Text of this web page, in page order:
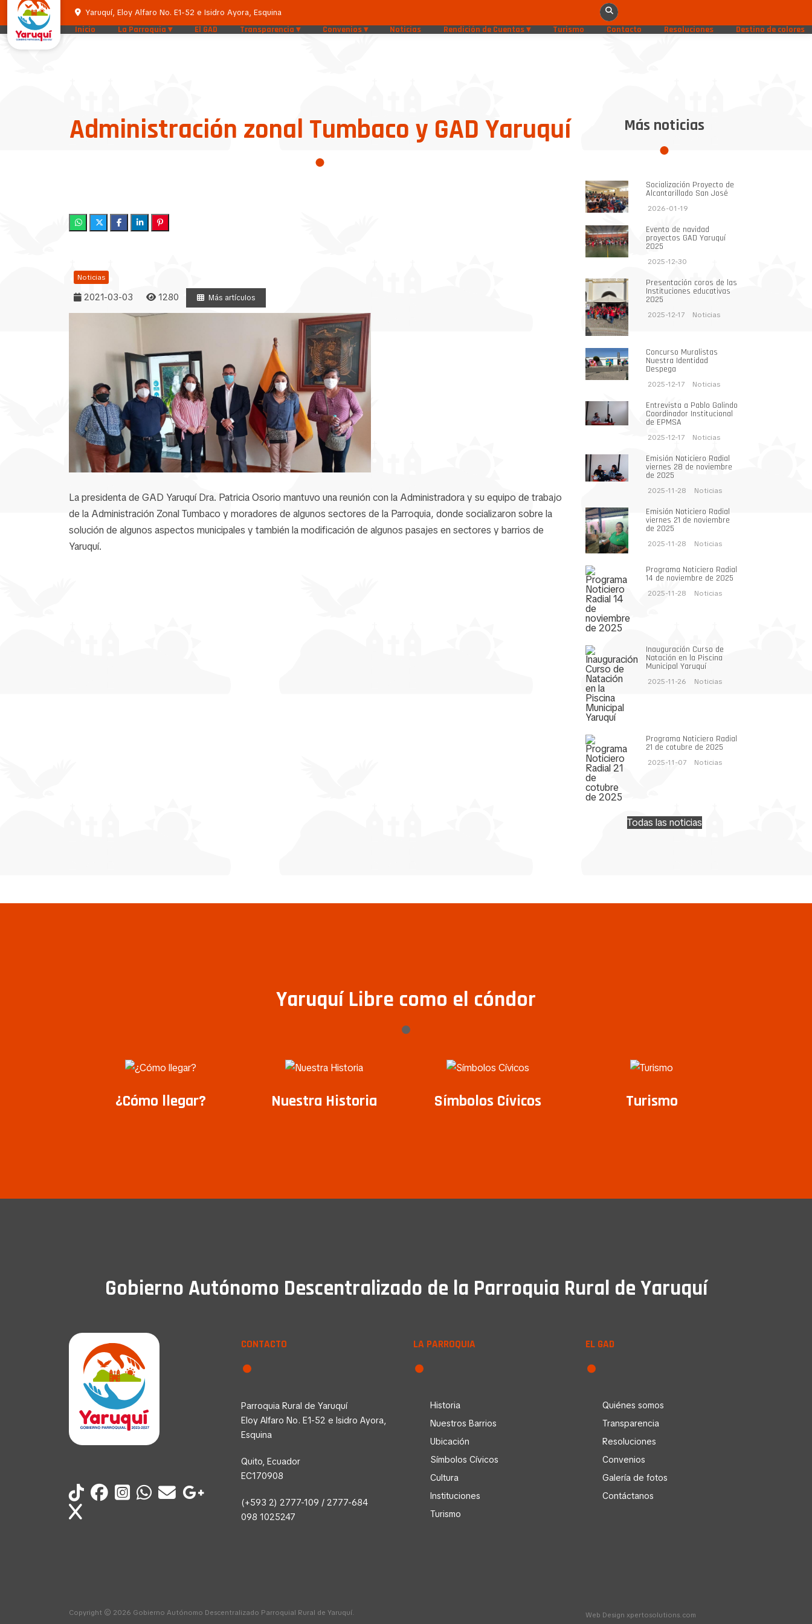
Yaruquí, Eloy Alfaro No. E1-52 e Isidro Ayora, Esquina
Inicio La Parroquia El GAD Transparencia Convenios Noticias Rendición de Cuentas Turismo Contacto Resoluciones Destino de colores
Administración zonal Tumbaco y GAD Yaruquí
Noticias
2021-03-03 1280 Más artículos
La presidenta de GAD Yaruquí Dra. Patricia Osorio mantuvo una reunión con la Administradora y su equipo de trabajo
de la Administración Zonal Tumbaco y moradores de algunos sectores de la Parroquia, donde socializaron sobre la
solución de algunos aspectos municipales y también la modificación de algunos pasajes en sectores y barrios de
Yaruquí.
Más noticias
Socialización Proyecto de
Alcantarillado San José
2026-01-19
Evento de navidad
proyectos GAD Yaruquí
2025
2025-12-30
Presentación coros de las
Instituciones educativas
2025
2025-12-17 Noticias
Concurso Muralistas
Nuestra Identidad
Despega
2025-12-17 Noticias
Entrevista a Pablo Galindo
Coordinador Institucional
de EPMSA
2025-12-17 Noticias
Emisión Noticiero Radial
viernes 28 de noviembre
de 2025
2025-11-28 Noticias
Emisión Noticiero Radial
viernes 21 de noviembre
de 2025
2025-11-28 Noticias
Programa Noticiero Radial
14 de noviembre de 2025
2025-11-28 Noticias
Inauguración Curso de
Natación en la Piscina
Municipal Yaruquí
2025-11-26 Noticias
Programa Noticiero Radial
21 de cotubre de 2025
2025-11-07 Noticias
Todas las noticias
Yaruquí Libre como el cóndor
¿Cómo llegar? Nuestra Historia Símbolos Cívicos Turismo
Gobierno Autónomo Descentralizado de la Parroquia Rural de Yaruquí
CONTACTO
Parroquia Rural de Yaruquí
Eloy Alfaro No. E1-52 e Isidro Ayora,
Esquina
Quito, Ecuador
EC170908
(+593 2) 2777-109 / 2777-684
098 1025247
LA PARROQUIA
Historia
Nuestros Barrios
Ubicación
Símbolos Cívicos
Cultura
Instituciones
Turismo
EL GAD
Quiénes somos
Transparencia
Resoluciones
Convenios
Galería de fotos
Contáctanos
Copyright © 2026 Gobierno Autónomo Descentralizado Parroquial Rural de Yaruquí. Web Design xpertosolutions.com